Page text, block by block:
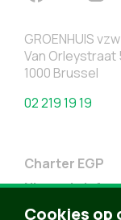
GROENHUIS vzw
Van Orleystraat
1000 Brussel
02 219 19 19
Charter EGP
Nieuwsbrief
Doe Mee
Cookies op